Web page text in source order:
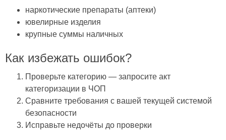
наркотические препараты (аптеки)
ювелирные изделия
крупные суммы наличных
Как избежать ошибок?
Проверьте категорию — запросите акт
категоризации в ЧОП
Сравните требования с вашей текущей системой
безопасности
Исправьте недочёты до проверки